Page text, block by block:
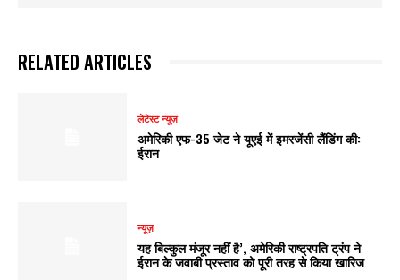
RELATED ARTICLES
लेटेस्ट न्यूज़
अमेरिकी एफ-35 जेट ने यूएई में इमरजेंसी लैंडिंग की:
ईरान
न्यूज़
यह बिल्कुल मंजूर नहीं है’, अमेरिकी राष्ट्रपति ट्रंप ने
ईरान के जवाबी प्रस्ताव को पूरी तरह से किया खारिज